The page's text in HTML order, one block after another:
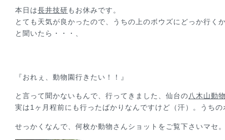
本日は長井技研もお休みです。
とても天気が良かったので、うちの上のボウズにどっか行く
と聞いたら・・・、
『おれぇ、動物園行きたい！！』
と言って聞かないもんで、行ってきました、仙台の八木山動
実は1ヶ月程前にも行ったばかりなんですけど（汗）。うち
せっかくなんで、何枚か動物さんショットをご覧下さいマセ